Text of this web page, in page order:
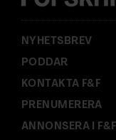
:
NYHETSBREV
PODDAR
KONTAKTA F&F
PRENUMERERA
ANNONSERA I F&F